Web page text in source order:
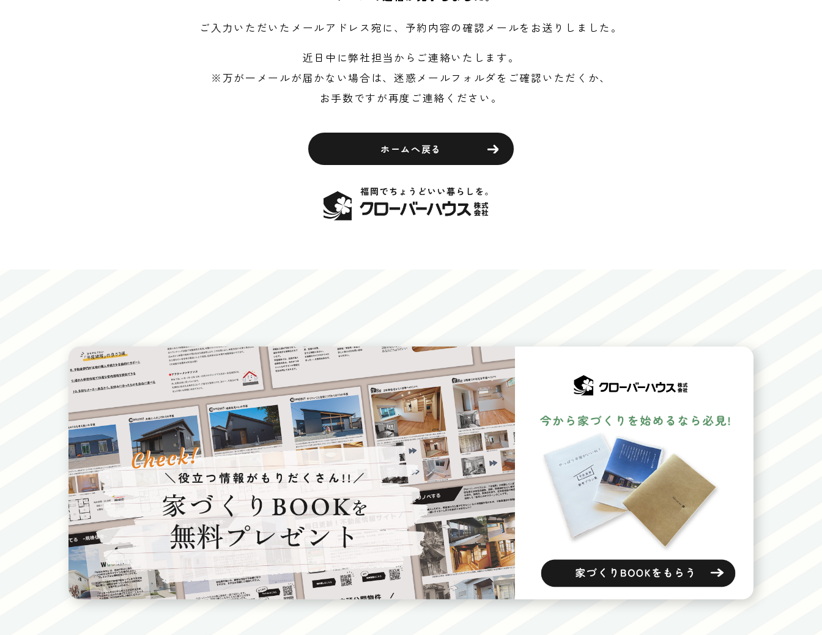
ご入力いただいたメールアドレス宛に、 予約内容の確認メールをお送りしました。
近日中に弊社担当からご連絡いたします。
※万が一メールが届かない場合は、 迷惑メールフォルダをご確認いただくか、
お手数ですが再度ご連絡ください。
ホームへ戻る